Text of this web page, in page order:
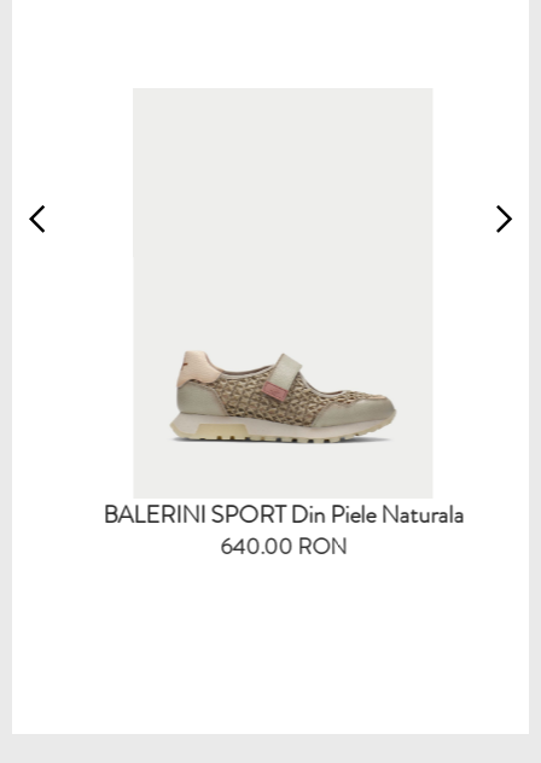
BALERINI SPORT Din Piele Naturala
640.00 RON